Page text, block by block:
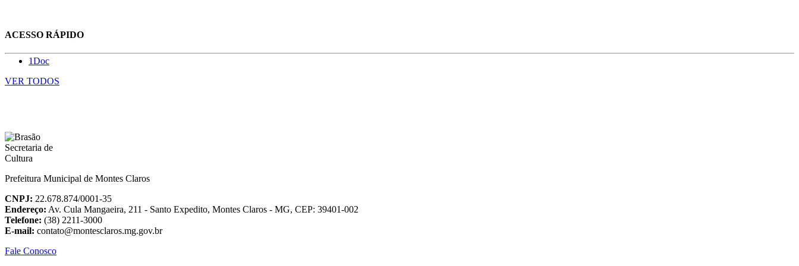
ACESSO RÁPIDO
1Doc
VER TODOS
Prefeitura Municipal de Montes Claros
CNPJ: 22.678.874/0001-35
Endereço: Av. Cula Mangaeira, 211 - Santo Expedito, Montes Claros - MG, CEP: 39401-002
Telefone: (38) 2211-3000
E-mail: contato@montesclaros.mg.gov.br
Fale Conosco